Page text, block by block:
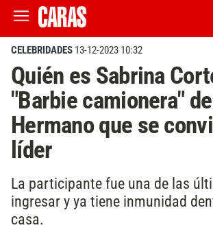
CELEBRIDADES 13-12-2023 10:32
Quién es Sabrina
"Barbie camionera"
Hermano que se
líder
La participante fue una de las
ingresar y ya tiene inmunidad
casa.